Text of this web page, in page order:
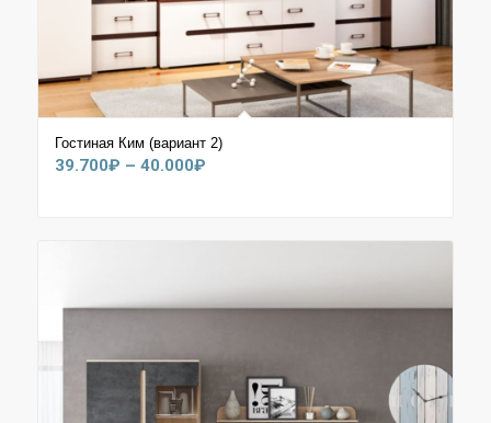
Гостиная Ким (вариант 2)
39.700₽ – 40.000₽Диапазон